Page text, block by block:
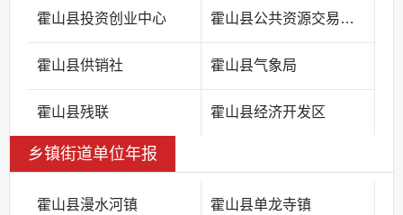
霍山县投资创业中心 霍山县公共资源交易中心
霍山县供销社 霍山县气象局
霍山县残联 霍山县经济开发区
乡镇街道单位年报
霍山县漫水河镇 霍山县单龙寺镇